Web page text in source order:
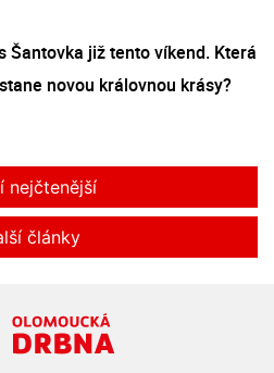
Šantovka již tento víkend. Která
novou královnou krásy?
nejčtenější
články